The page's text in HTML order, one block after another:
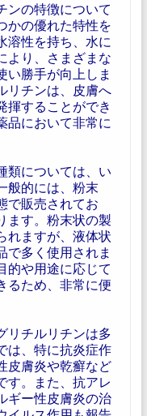
ンの特徴について
かの優れた特性を
溶性を持ち、水に
より、さまざまな
い勝手が向上しま
リチンは、皮膚へ
揮することができ
品において非常に
類については、い
般的には、粉末
で販売されてお
ます。粉末状の製
れますが、液体状
で多く使用されま
的や用途に応じて
るため、非常に便
リチルリチンは多
は、特に抗炎症作
皮膚炎や乾癬など
す。また、抗アレ
ギー性皮膚炎の治